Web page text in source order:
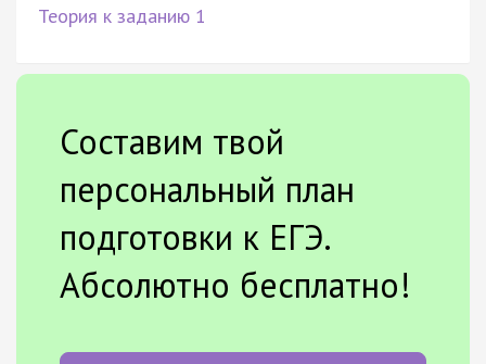
Теория к заданию 1
Составим твой
персональный план
подготовки к ЕГЭ.
Абсолютно бесплатно!